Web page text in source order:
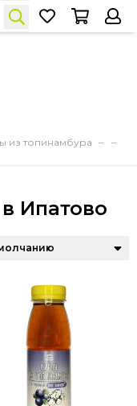
из топинамбура
Ипатово